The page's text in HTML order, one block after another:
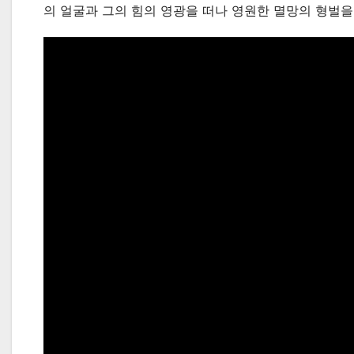
의 얼굴과 그의 힘의 영광을 떠나 영원한 멸망의 형벌